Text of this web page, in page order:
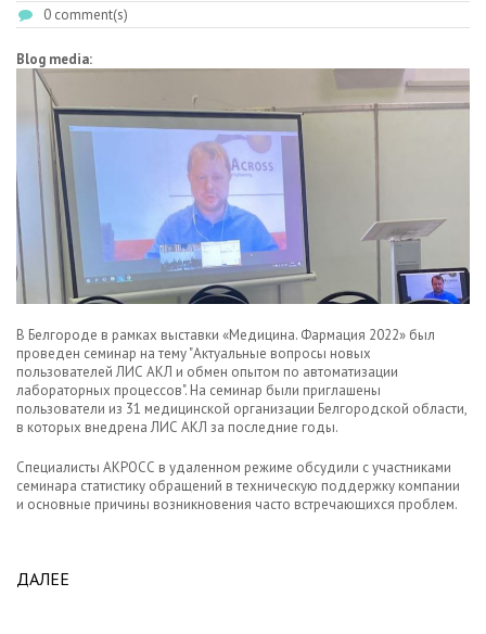
0 comment(s)
Blog media:
В Белгороде в рамках выставки «Медицина. Фармация 2022» был
проведен семинар на тему "Актуальные вопросы новых
пользователей ЛИС АКЛ и обмен опытом по автоматизации
лабораторных процессов". На семинар были приглашены
пользователи из 31 медицинской организации Белгородской области,
в которых внедрена ЛИС АКЛ за последние годы.
Специалисты АКРОСС в удаленном режиме обсудили с участниками
семинара статистику обращений в техническую поддержку компании
и основные причины возникновения часто встречающихся проблем.
ДАЛЕЕ